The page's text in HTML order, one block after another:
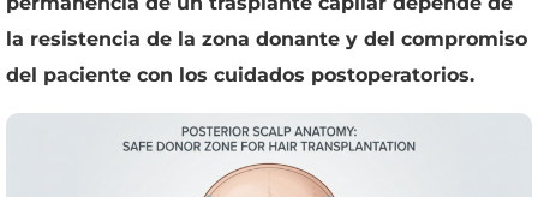
la resistencia de la zona donante y del compromiso
del paciente con los cuidados postoperatorios.